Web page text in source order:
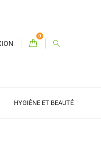
0
HYGIÈNE ET BEAUTÉ